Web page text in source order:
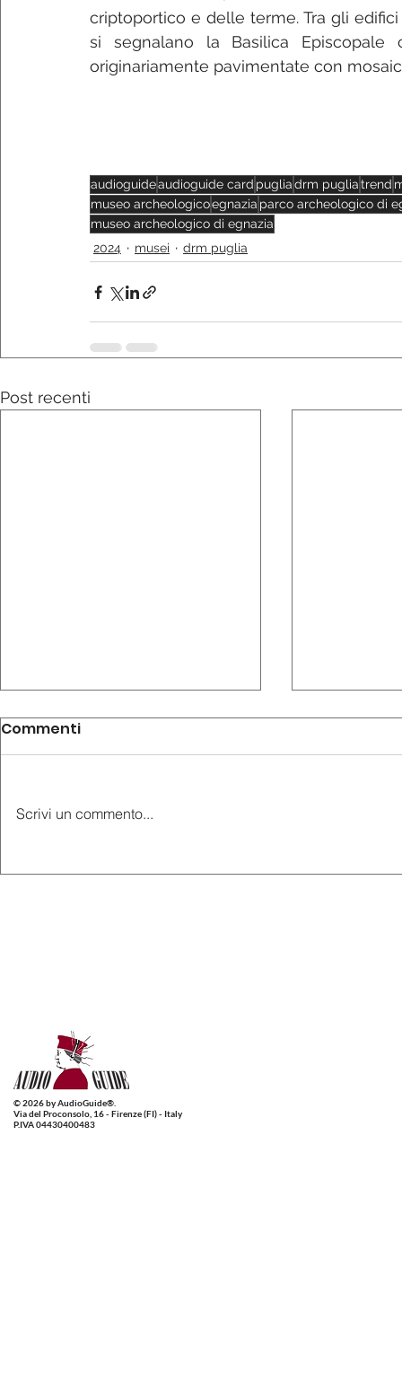
criptoportico e delle terme. Tra gli
si segnalano la Basilica
originariamente pavimentate con
audioguideaudioguide card pugliadrm pugliatrend
museo archeologicoegnazia parco archeologico di
museo archeologico di egnazia
2024
musei drm puglia
Post recenti
AudioGuide® sbarca a
Commenti
Scrivi un commento...
© 2026 by AudioGuide®.
Via del Proconsolo, 16 - Firenze (FI) - Italy
P.IVA 04430400483